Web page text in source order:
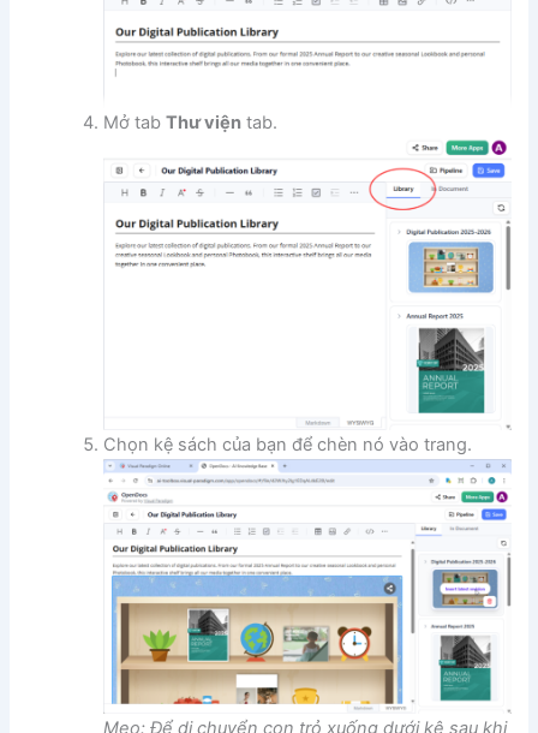
Mở tabThư viện tab.
Chọn kệ sách của bạn để chèn nó vào trang.
Mẹo: Để di chuyển con trỏ xuống dưới kệ sau khi